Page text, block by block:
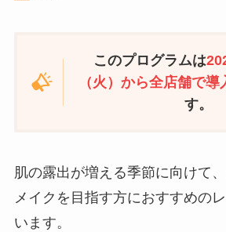
このプログラムは
（火）から全店舗で
す。
肌の露出が増える季節に向けて
メイクを目指す方におすすめの
います。